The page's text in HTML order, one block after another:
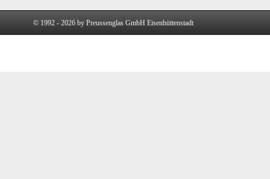
© 1992 - 2026 by Preussenglas GmbH Eisenhüttenstadt